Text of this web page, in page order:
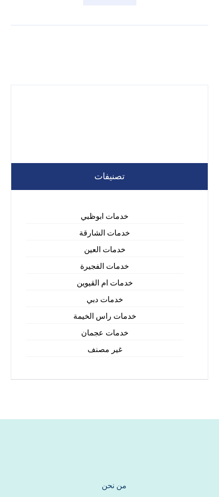
تصنيفات
خدمات ابوظبي
خدمات الشارقة
خدمات العين
خدمات الفجيرة
خدمات ام القيوين
خدمات دبي
خدمات راس الخيمة
خدمات عجمان
غير مصنف
من نحن